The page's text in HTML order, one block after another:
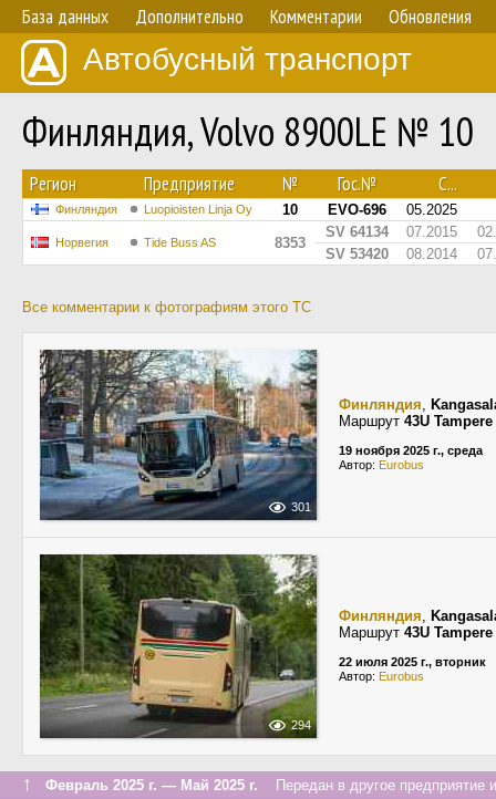
База данных Дополнительно Комментарии Обновления
Автобусный транспорт
Финляндия, Volvo 8900LE № 10
Регион Предприятие № Гос.№ С...
Финляндия Luopioisten Linja Oy 10 EVO-696 05.2025
Норвегия Tide Buss AS 8353
SV 64134 07.2015
SV 53420
08.2014
Все комментарии к фотографиям этого ТС
301
Финляндия,
Маршрут 43U
19 ноября 2025 г., среда
Автор: Eurobus
294
Финляндия,
Маршрут 43U
22 июля 2025 г., вторник
Автор: Eurobus
↑ Февраль 2025 г. — Май 2025 г. Передан в другое предприятие